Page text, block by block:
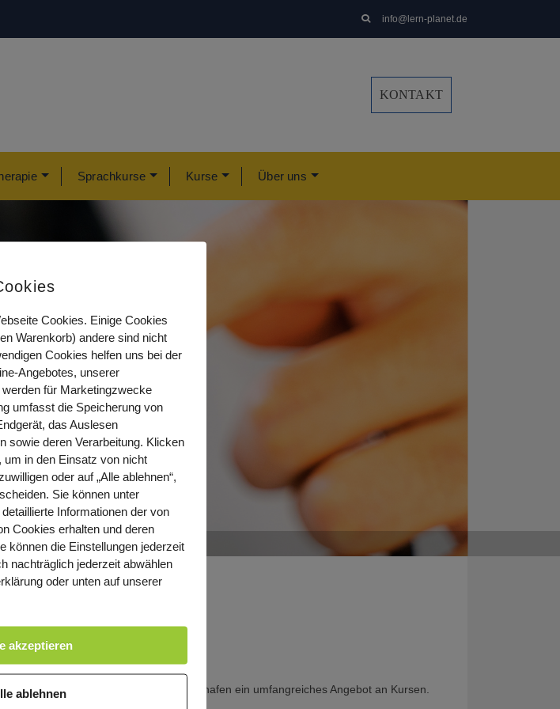
info@lern-planet.de
KONTAKT
Sprachkurse Kurse Über uns
bietet die Zweigstelle Ludwigshafen ein umfangreiches Angebot an Kursen.
Cookies. Einige Cookies
Warenkorb) andere sind nicht
Cookies helfen uns bei der
Angebotes, unserer
für Marketingzwecke
umfasst die Speicherung von
das Auslesen
sowie deren Verarbeitung. Klicken
um in den Einsatz von nicht
oder auf „Alle ablehnen“,
Sie können unter
detaillierte Informationen der von
Cookies erhalten und deren
können die Einstellungen jederzeit
nachträglich jederzeit abwählen
oder unten auf unserer
akzeptieren
ablehnen